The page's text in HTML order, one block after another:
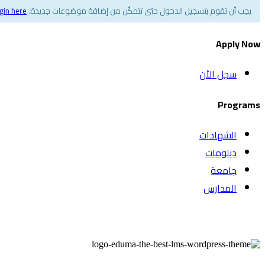
يجب أن تقوم بتسجيل الدخول حتى تتمكّن من إضافة موضوعات جديدة.here
Apply Now
سجل الأن
Programs
الشهادات
دبلومات
جامعة
المدارس